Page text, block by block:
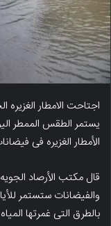
اجتاحت الامطار الغزیره
یستمر الطقس الممطر
الأمطار الغزیره فی
قال مکتب الأرصاد
والفیضانات ستستمر
بالطرق التی غمرتها